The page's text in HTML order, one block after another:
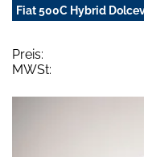
Fiat 500C Hybrid
Preis:
MWSt: